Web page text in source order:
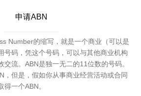
申请ABN
Number的缩写，就是一个商业（可以是
号码，凭这个号码，可以与其他商业机构
流。ABN是独一无二的11位数的号码。
，但是，假如你从事商业经营活动或合同
一个ABN。